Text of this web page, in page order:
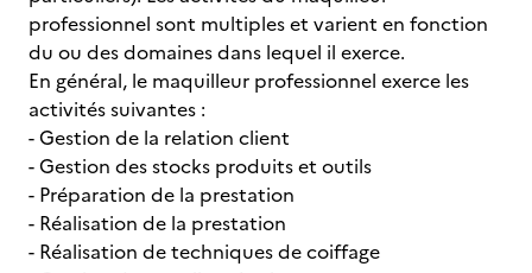
professionnel sont multiples et varient en fonction
du ou des domaines dans lequel il exerce.
En général, le maquilleur professionnel exerce les
activités suivantes :
- Gestion de la relation client
- Gestion des stocks produits et outils
- Préparation de la prestation
- Réalisation de la prestation
- Réalisation de techniques de coiffage